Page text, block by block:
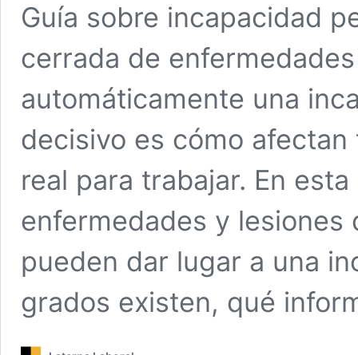
Guía sobre incapacidad
cerrada de
automáticamente una
decisivo es cómo
real para trabajar. En
enfermedades y lesiones
pueden dar lugar a una
grados existen, qué